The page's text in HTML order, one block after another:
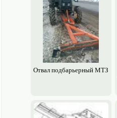
Отвал подбарьерный МТЗ